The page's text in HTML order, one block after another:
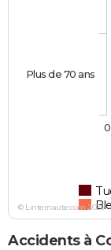
Plus de 70 ans
0
© Linternaute.com 2026
Accidents à